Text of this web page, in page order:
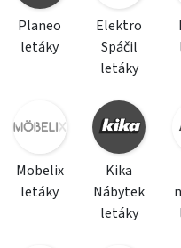
Planeo
letáky
Elektro
Spáčil
letáky
Mobelix
letáky
Kika
Nábytek
letáky